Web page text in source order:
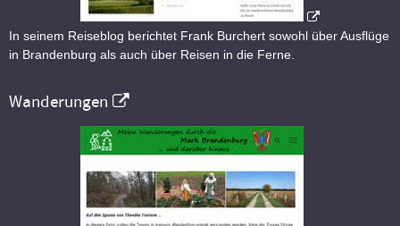
In seinem Reiseblog berichtet Frank Burchert sowohl über Ausflüge
in Brandenburg als auch über Reisen in die Ferne.
Wanderungen